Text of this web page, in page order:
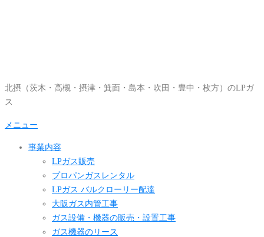
へ
ッ
北摂（茨木・高槻・摂津・箕面・島本・吹田・豊中・枚方）のLPガ
ス
メニュー
事業内容
LPガス販売
プロパンガスレンタル
LPガス バルクローリー配達
大阪ガス内管工事
ガス設備・機器の販売・設置工事
ガス機器のリース